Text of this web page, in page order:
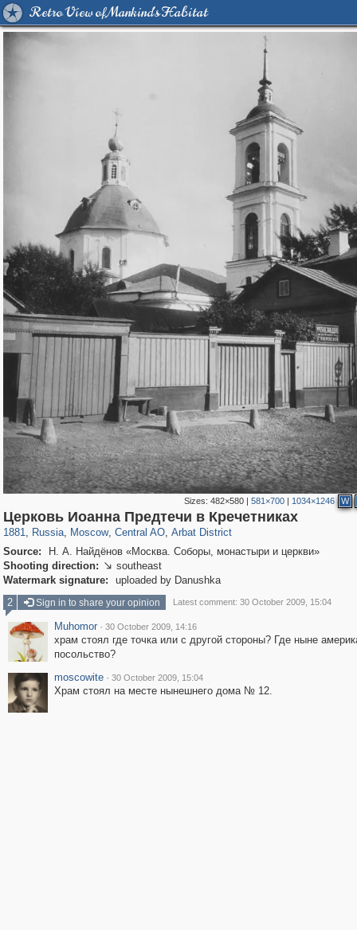
Retro View of Mankind's Habitat
Sizes:482×580 |581×700 | 1034×1246 W
Церковь Иоанна Предтечи в Кречетниках
1881, Russia
1,407,232 29,248
, Moscow
319,878 8,286
, Central AO
160,021 5,916
, Arbat District
13,485 356
Source:
Н. А. Найдёнов «Москва. Соборы, монастыри и церкви»
Shooting direction:  southeast
Watermark signature:
uploaded by Danushka
2
Sign in to share your opinion Latest comment: 30 October 2009, 15:04
Muhomor · 30 October 2009, 14:16
храм стоял где точка или с другой стороны? Где ныне
посольство?
moscowite · 30 October 2009, 15:04
Храм стоял на месте нынешнего дома № 12.